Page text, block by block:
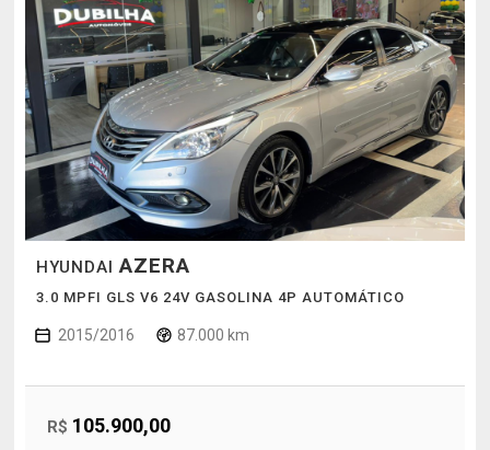
HYUNDAIAZERA
3.0 MPFI GLS V6 24V GASOLINA 4P AUTOMÁTICO
2015/2016 87.000 km
R$ 105.900,00